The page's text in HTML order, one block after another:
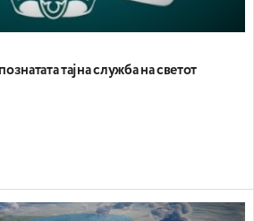
тајна служба на светот